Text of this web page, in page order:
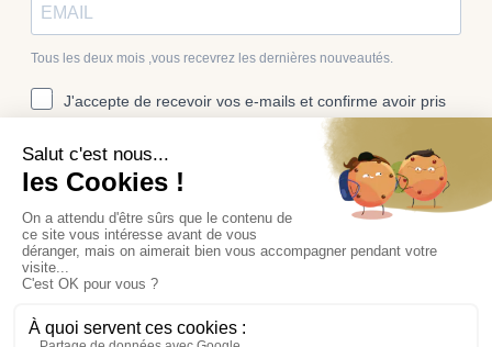
Tous les deux mois ,vous recevrez les dernières nouveautés.
J'accepte de recevoir vos e-mails et confirme avoir pris
connaissance de votre politique de confidentialité et
mentions légales.
Vous pouvez vous désinscrire à tout moment en cliquant sur le lien
présent dans nos emails.
S'INSCRIRE